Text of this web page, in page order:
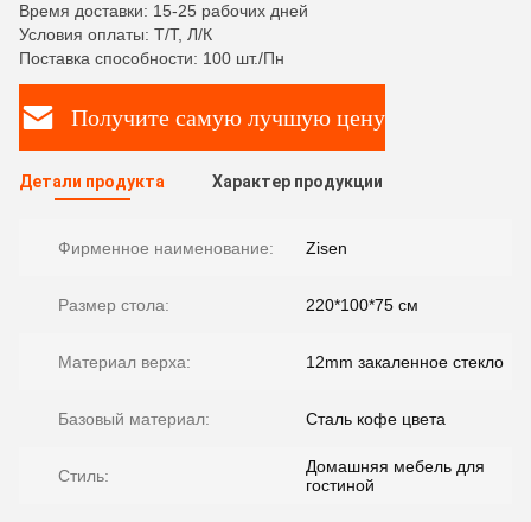
Время доставки: 15-25 рабочих дней
Условия оплаты: Т/Т, Л/К
Поставка способности: 100 шт./Пн
Получите самую лучшую цену
Детали продукта Характер продукции
Фирменное наименование: Zisen
Размер стола: 220*100*75 см
Материал верха: 12mm закаленное стекло
Базовый материал: Сталь кофе цвета
Стиль:
Домашняя мебель для
гостиной